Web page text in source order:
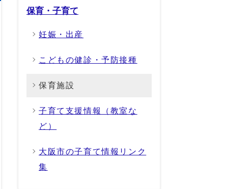
保育・子育て
妊娠・出産
こどもの健診・予防接種
保育施設
子育て支援情報（教室な
ど）
大阪市の子育て情報リンク
集